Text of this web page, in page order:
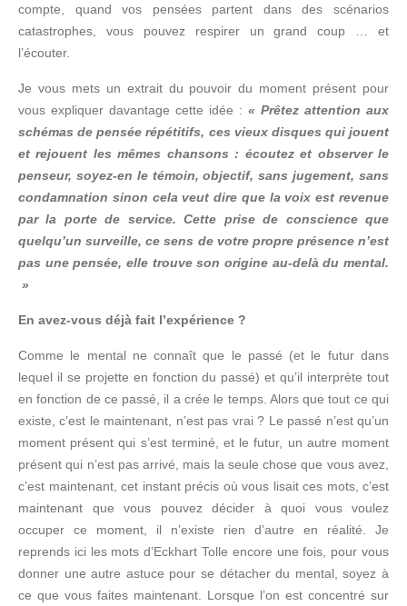
compte, quand vos pensées partent dans des scénarios
catastrophes, vous pouvez respirer un grand coup … et
l’écouter.
Je vous mets un extrait du pouvoir du moment présent pour
vous expliquer davantage cette idée : « Prêtez attention aux
schémas de pensée répétitifs, ces vieux disques qui jouent
et rejouent les mêmes chansons : écoutez et observer le
penseur, soyez-en le témoin, objectif, sans jugement, sans
condamnation sinon cela veut dire que la voix est revenue
par la porte de service. Cette prise de conscience que
quelqu’un surveille, ce sens de votre propre présence n’est
pas une pensée, elle trouve son origine au-delà du mental.
»
En avez-vous déjà fait l’expérience ?
Comme le mental ne connaît que le passé (et le futur dans
lequel il se projette en fonction du passé) et qu’il interprète tout
en fonction de ce passé, il a crée le temps. Alors que tout ce qui
existe, c’est le maintenant, n’est pas vrai ? Le passé n’est qu’un
moment présent qui s’est terminé, et le futur, un autre moment
présent qui n’est pas arrivé, mais la seule chose que vous avez,
c’est maintenant, cet instant précis où vous lisait ces mots, c’est
maintenant que vous pouvez décider à quoi vous voulez
occuper ce moment, il n’existe rien d’autre en réalité. Je
reprends ici les mots d’Eckhart Tolle encore une fois, pour vous
donner une autre astuce pour se détacher du mental, soyez à
ce que vous faites maintenant. Lorsque l’on est concentré sur